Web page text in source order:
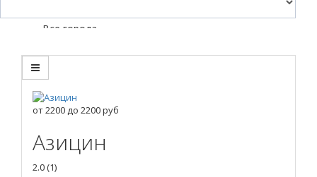
Все города
от2200до 2200руб
Азицин
2.0(1)